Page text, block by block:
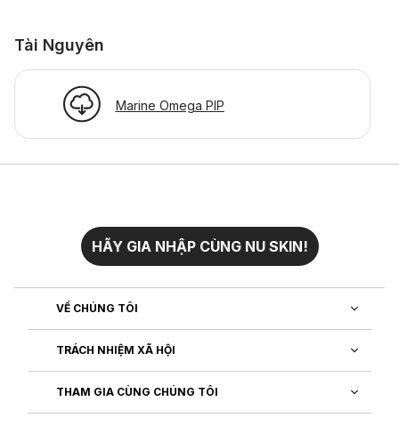
Tài Nguyên
Marine Omega PIP
HÃY GIA NHẬP CÙNG NU SKIN!
VỀ CHÚNG TÔI
TRÁCH NHIỆM XÃ HỘI
THAM GIA CÙNG CHÚNG TÔI